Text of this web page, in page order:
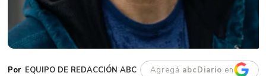
EQUIPO DE REDACCIÓN ABC Agregá abcDiario en